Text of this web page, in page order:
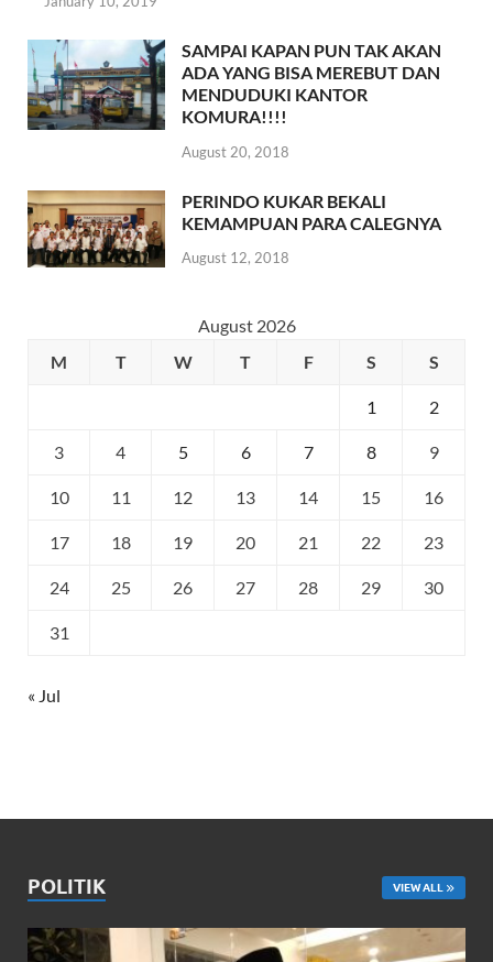
SAMPAI KAPAN PUN TAK AKAN
ADA YANG BISA MEREBUT DAN
MENDUDUKI KANTOR
KOMURA!!!!
August 20, 2018
PERINDO KUKAR BEKALI
KEMAMPUAN PARA CALEGNYA
August 12, 2018
August 2026
M
T W T F S S
1 2
3 4 5 6 7 8 9
10 11 12 13 14 15 16
17 18 19 20 21 22 23
24 25 26 27 28 29 30
31
« Jul
POLITIK VIEW ALL